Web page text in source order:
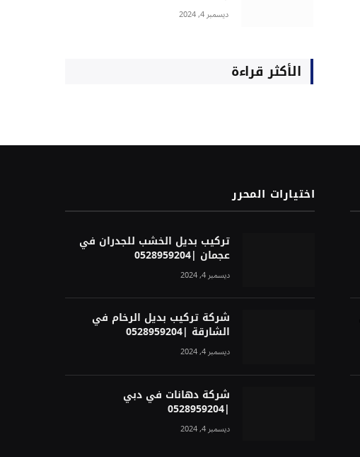
ديسمبر 4, 2024
الأكثر قراءة
اختيارات المحرر
تركيب بديل الخشب للجدران في
عجمان |0528959204
ديسمبر 4, 2024
شركة تركيب بديل الرخام في
الشارقة |0528959204
ديسمبر 4, 2024
شركة دهانات في دبي
|0528959204
ديسمبر 4, 2024